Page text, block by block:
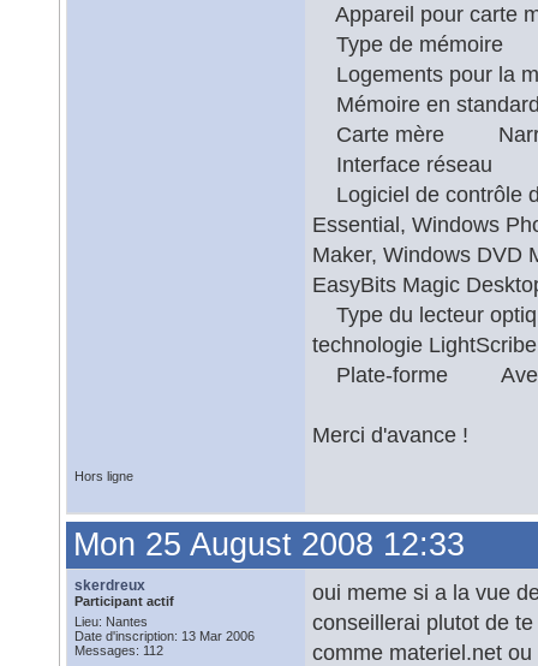
Appareil pour
Type de
Logements pour
Mémoire en
Carte mère
Interface réseau
Logiciel de contrôle
Essential, Windows
Maker, Windows DVD
EasyBits Magic
Type du lecteur
technologie
Plate-forme Avec
Merci d'avance !
Hors ligne
Mon 25 August 2008 12:33
skerdreux
Participant actif
Lieu: Nantes
Date d'inscription: 13 Mar 2006
Messages: 112
oui meme si a la vue
conseillerai plutot de
comme materiel.net